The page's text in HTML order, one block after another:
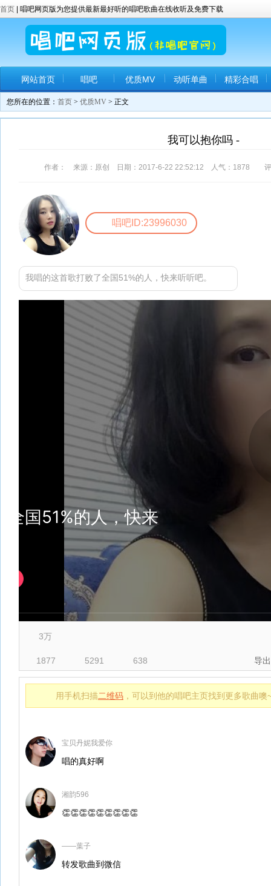
首页 | 唱吧网页版为您提供最新最好听的唱吧歌曲在线收听及免费下载
网站首页 唱吧 优质MV 动听单曲 精彩合唱
您所在的位置： 首页 > 优质MV > 正文
我可以抱你吗 -
作者： 来源：原创 日期：2017-6-22 22:52:12 人气： 1878 评
唱吧ID:23996030
我唱的这首歌打败了全国51%的人，快来听听吧。
3万
1877 5291 638 导
用手机扫描二维码 ，可以到他的唱吧主页找到更多歌曲噢
宝贝丹妮我爱你
唱的真好啊
湘韵596
👏👏👏👏👏👏👏👏👏
——葉子
转发歌曲到微信